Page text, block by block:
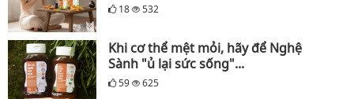
18 532
Khi cơ thể mệt mỏi, hãy để Nghệ
Sành "ủ lại sức sống"...
59 625